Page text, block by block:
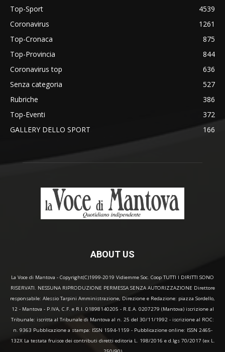
Top-Sport
4539
Coronavirus
1261
Top-Cronaca
875
Top-Provincia
844
Coronavirus top
636
Senza categoria
527
Rubriche
386
Top-Eventi
372
GALLERY DELLO SPORT
166
ABOUT US
La Voce di Mantova - Copyright(C)1999-2019 Vidiemme Soc. Coop TUTTI I DIRITTI SONO
RISERVATI. NESSUNA RIPRODUZIONE PERMESSA SENZA AUTORIZZAZIONE Direttore
responsabile: Alessio Tarpini Amministrazione, Direzione e Redazione: piazza Sordello,
12 - Mantova - P.IVA, C.F. e R.I. 01898140205 - R.E.A. 0207279 (Mantova) iscrizione al
Tribunale: iscritta al Tribunale di Mantova al n. 25 del 30/11/1992 - iscrizione al ROC:
n. 9363 Pubblicazione a stampa: ISSN 1594-1159 - Pubblicazione online: ISSN 2465-
132X La testata fruisce dei contributi diretti editoria L. 198/2016 e d.lgs 70/2017 (ex L.